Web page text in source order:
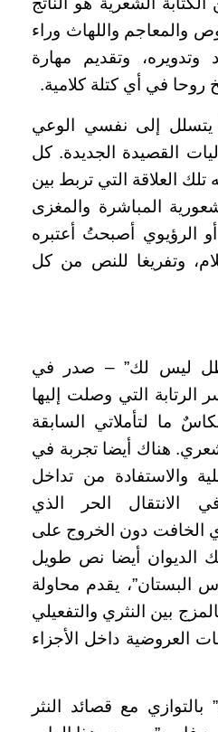
والمعاجم واللهاث وراء
وتدويره، وتقديم مهارة
روحا في أي كتلة كلامية.
يتسلل إلى نفسي الوعي
القصيدة الجديدة. كل
العلاقة التي تربط بين
المباشرة والمغزى
الرؤيوي أصبحتُ أعتبره
وتفريغا للنص من كل
“ظل ليس لك” – صدر في
الرتابة التي وصلت إليها
ما لتأملاتي السابقة
هناك أيضا تجربة في
والاستفادة من تداخل
الانتقال الحر الذي
الخافت دون الخروج على
الديوان أيضا نص طويل
البستان”، يقدم محاولة
بين النثري والتفعيلي
العروضية داخل الأجزاء
مع قصائد النثر